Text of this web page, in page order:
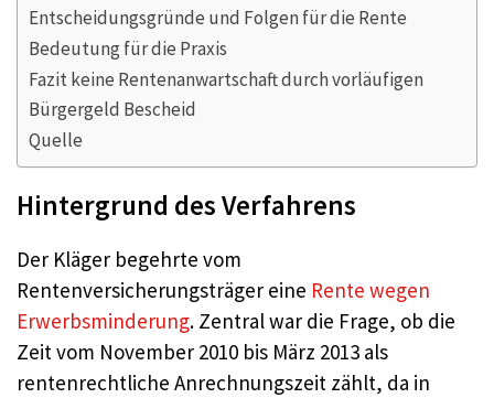
Entscheidungsgründe und Folgen für die Rente
Bedeutung für die Praxis
Fazit keine Rentenanwartschaft durch vorläufigen
Bürgergeld Bescheid
Quelle
Hintergrund des Verfahrens
Der Kläger begehrte vom
Rentenversicherungsträger eine Rente wegen
Erwerbsminderung. Zentral war die Frage, ob die
Zeit vom November 2010 bis März 2013 als
rentenrechtliche Anrechnungszeit zählt, da in